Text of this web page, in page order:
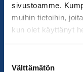
sivustoamme.
muihin tietoihin,
kun olet käyttänyt
valinta
Välttämätön
Yhteystiedot